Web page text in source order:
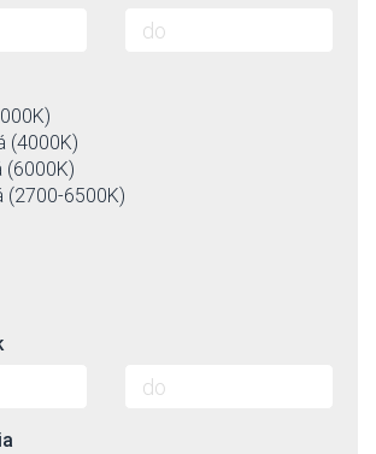
(4000K)
(6000K)
(2700-6500K)